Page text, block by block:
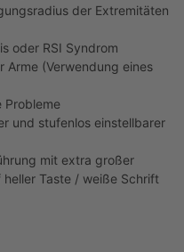
der Extremitäten
oder RSI Syndrom
Arme (Verwendung eines
Probleme
und stufenlos einstellbarer
mit extra großer
Taste / weiße Schrift